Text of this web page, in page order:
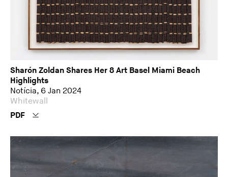
Sharón Zoldan Shares Her 8 Art Basel Miami Beach
Highlights
Notícia, 6 Jan 2024
Whitewall
PDF